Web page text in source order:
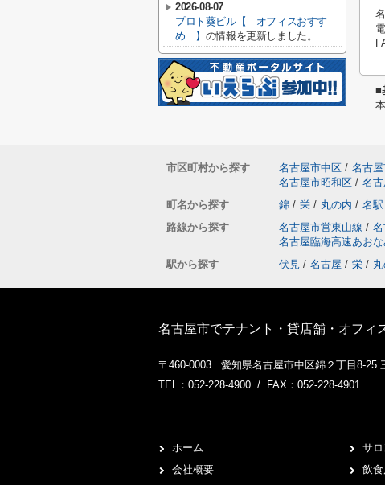
■
2026-08-07
プロト葵ビル【 オフィスおすす
め 】 の情報を更新しました。
市区町村から探す 名古屋市中区 / 名古
名古屋市昭和区 / 名
町名から探す
錦 / 栄 / 丸の内 / 名駅
路線から探す
名古屋市営東山線 /
名古屋臨海高速あおな
駅から探す
伏見 / 名古屋 / 栄 /
名古屋市でテナント・貸店舗・オフィ
〒460-0003 愛知県名古屋市中区錦２丁目8-25
TEL：052-228-4900 / FAX：052-228-4901
ホーム
会社概要
サ
飲